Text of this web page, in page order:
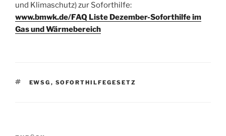
und Klimaschutz) zur Soforthilfe:
www.bmwk.de/FAQ Liste Dezember-Soforthilfe im
Gas und Wärmebereich
SCHLAGWÖRTER
EWSG , SOFORTHILFEGESETZ
Beitragsnavigation